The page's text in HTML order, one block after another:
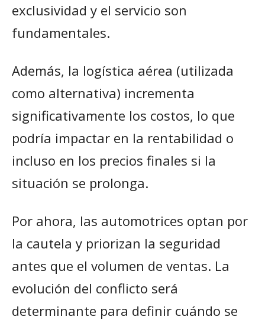
exclusividad y el servicio son
fundamentales.
Además, la logística aérea (utilizada
como alternativa) incrementa
significativamente los costos, lo que
podría impactar en la rentabilidad o
incluso en los precios finales si la
situación se prolonga.
Por ahora, las automotrices optan por
la cautela y priorizan la seguridad
antes que el volumen de ventas. La
evolución del conflicto será
determinante para definir cuándo se